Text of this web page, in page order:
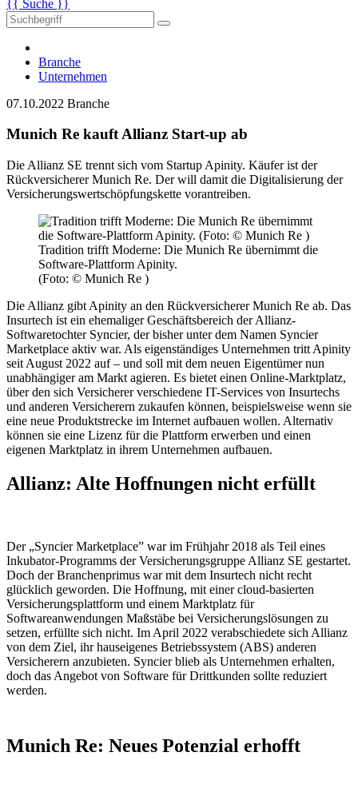
{{ Suche }}
Branche
Unternehmen
07.10.2022 Branche
Munich Re kauft Allianz Start-up ab
Die Allianz SE trennt sich vom Startup Apinity. Käufer ist der
Rückversicherer Munich Re. Der will damit die Digitalisierung der
Versicherungswertschöpfungskette vorantreiben.
Tradition trifft Moderne: Die Munich Re übernimmt die
Software-Plattform Apinity.
(Foto: © Munich Re )
Die Allianz gibt Apinity an den Rückversicherer Munich Re ab. Das
Insurtech ist ein ehemaliger Geschäftsbereich der Allianz-
Softwaretochter Syncier, der bisher unter dem Namen Syncier
Marketplace aktiv war. Als eigenständiges Unternehmen tritt Apinity
seit August 2022 auf – und soll mit dem neuen Eigentümer nun
unabhängiger am Markt agieren. Es bietet einen Online-Marktplatz,
über den sich Versicherer verschiedene IT-Services von Insurtechs
und anderen Versicherern zukaufen können, beispielsweise wenn sie
eine neue Produktstrecke im Internet aufbauen wollen. Alternativ
können sie eine Lizenz für die Plattform erwerben und einen
eigenen Marktplatz in ihrem Unternehmen aufbauen.
Allianz: Alte Hoffnungen nicht erfüllt
Der „Syncier Marketplace” war im Frühjahr 2018 als Teil eines
Inkubator-Programms der Versicherungsgruppe Allianz SE gestartet.
Doch der Branchenprimus war mit dem Insurtech nicht recht
glücklich geworden. Die Hoffnung, mit einer cloud-basierten
Versicherungsplattform und einem Marktplatz für
Softwareanwendungen Maßstäbe bei Versicherungslösungen zu
setzen, erfüllte sich nicht. Im April 2022 verabschiedete sich Allianz
von dem Ziel, ihr hauseigenes Betriebssystem (ABS) anderen
Versicherern anzubieten. Syncier blieb als Unternehmen erhalten,
doch das Angebot von Software für Drittkunden sollte reduziert
werden.
Munich Re: Neues Potenzial erhofft